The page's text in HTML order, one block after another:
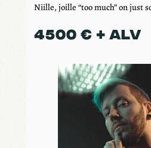
Niille, joille “too much” on just
4500 € + ALV